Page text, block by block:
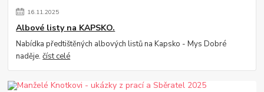
16.11.2025
Albové listy na KAPSKO.
Nabídka předtištěných albových listů na Kapsko - Mys Dobré
naděje.číst celé